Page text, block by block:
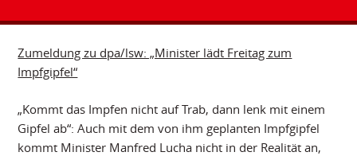
Zumeldung zu dpa/lsw: „Minister lädt Freitag zum
Impfgipfel“
„Kommt das Impfen nicht auf Trab, dann lenk mit einem
Gipfel ab“: Auch mit dem von ihm geplanten Impfgipfel
kommt Minister Manfred Lucha nicht in der Realität an,